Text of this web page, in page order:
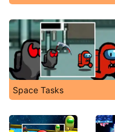
Space Tasks